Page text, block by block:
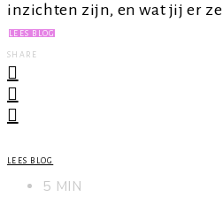
inzichten zijn, en wat jij er
LEES BLOG
SHARE
LEES BLOG
5 MIN